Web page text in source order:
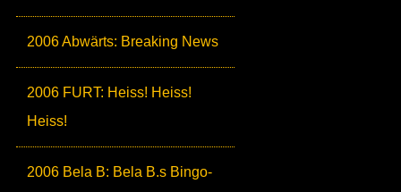
2006 Abwärts: Breaking News
2006 FURT: Heiss! Heiss!
Heiss!
2006 Bela B: Bela B.s Bingo-